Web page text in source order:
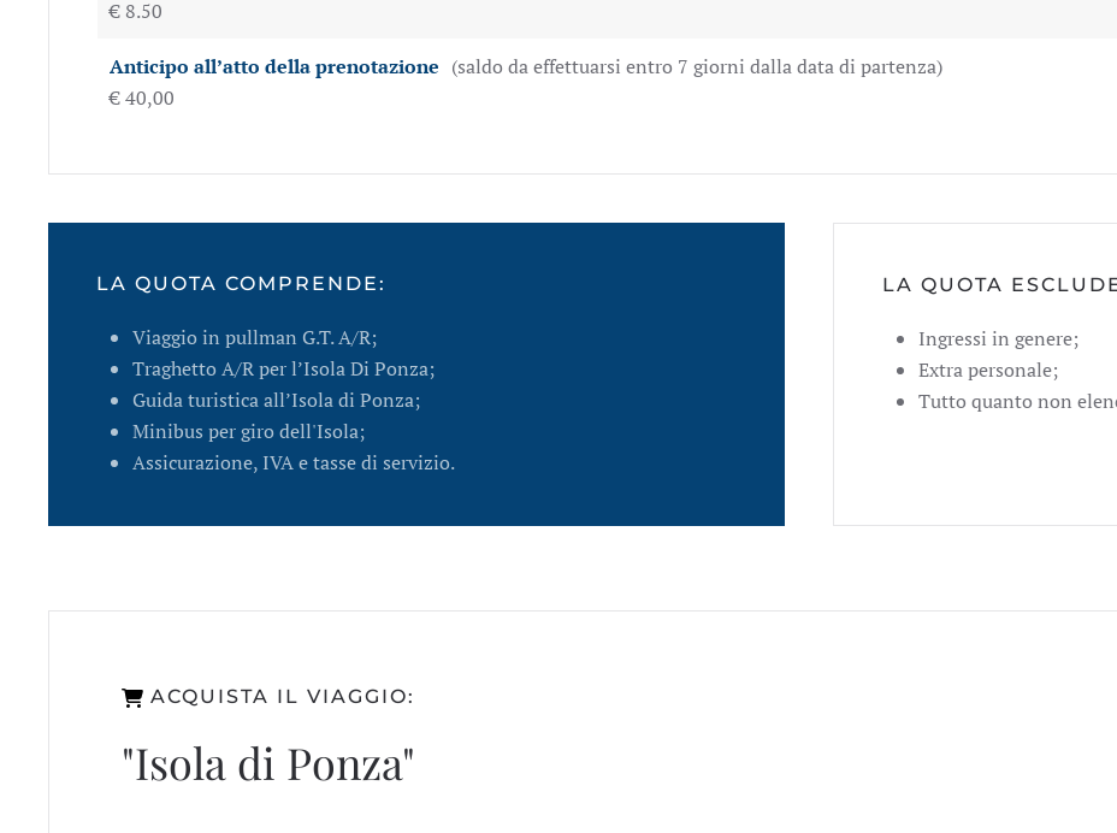
€ 8.50
Anticipo all’atto della prenotazione (saldo da effettuarsi entro 7 giorni dalla data di partenza)
€ 40,00
LA QUOTA COMPRENDE:
Viaggio in pullman G.T. A/R;
Traghetto A/R per l’Isola Di Ponza;
Guida turistica all’Isola di Ponza;
Minibus per giro dell'Isola;
Assicurazione, IVA e tasse di servizio.
LA QUOTA
Ingressi in genere;
Extra personale;
Tutto quanto non
ACQUISTA IL VIAGGIO:
"Isola di Ponza"